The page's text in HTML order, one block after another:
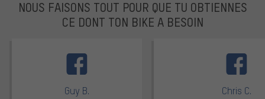
NOUS FAISONS TOUT POUR QUE TU OBTIENNES
CE DONT TON BIKE A BESOIN
Guy B. Chris C.